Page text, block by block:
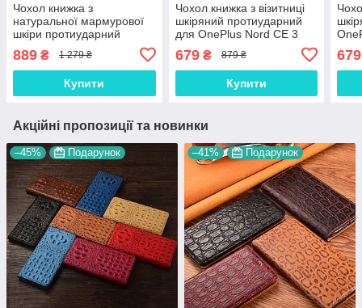
Чохол книжка з
натуральної мармурової
шкіри протиударний
магнітний для OnePlus 8
Pro "MARBLE"
889 ₴ 1 279 ₴
Купити
Чохол книжка з візитниці
шкіряний протиударний
для OnePlus Nord CE 3
679₴ 879 ₴
Купити
679
Акційні пропозиції та новинки
–45% Подарунок –41% Подарунок